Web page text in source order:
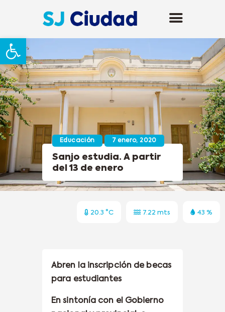
Abrir barra de herramientas
Educación 7 enero, 2020
Sanjo estudia. A partir
del 13 de enero
20.3 °C 7.22 mts 43 %
Abren la inscripción de becas
para estudiantes
En sintonía con el Gobierno